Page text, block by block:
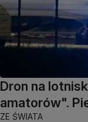
Dron na
amatorów".
ZE ŚWIATA